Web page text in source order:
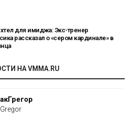
для имиджа: Экс-тренер
рассказал о «сером кардинале» в
НА VMMA.RU